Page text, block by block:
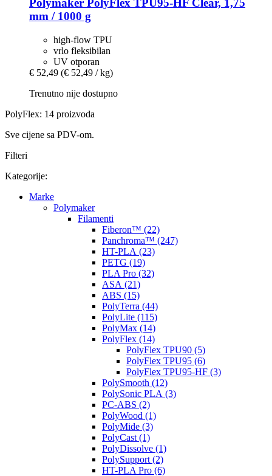
Polymaker PolyFlex TPU95-​HF Clear, 1,75
mm / 1000 g
high-flow TPU
vrlo fleksibilan
UV otporan
€ 52,49 (€ 52,49 / kg)
Trenutno nije dostupno
PolyFlex: 14 proizvoda
Sve cijene sa PDV-om.
Filteri
Kategorije:
Marke
Polymaker
Filamenti
Fiberon™ (22)
Panchroma™ (247)
HT-PLA (23)
PETG (19)
PLA Pro (32)
ASA (21)
ABS (15)
PolyTerra (44)
PolyLite (115)
PolyMax (14)
PolyFlex (14)
PolyFlex TPU90 (5)
PolyFlex TPU95 (6)
PolyFlex TPU95-HF (3)
PolySmooth (12)
PolySonic PLA (3)
PC-ABS (2)
PolyWood (1)
PolyMide (3)
PolyCast (1)
PolyDissolve (1)
PolySupport (2)
HT-PLA Pro (6)